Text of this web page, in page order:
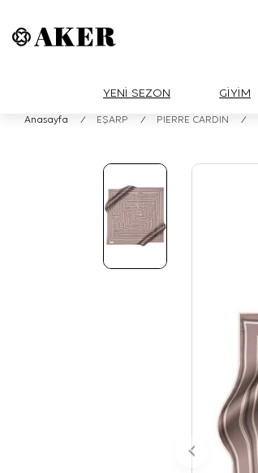
YENİ SEZON GİYİM
Anasayfa / EŞARP / PIERRE CARDIN /